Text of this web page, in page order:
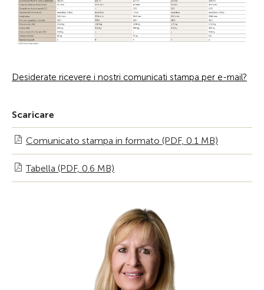
Desiderate ricevere i nostri comunicati stampa per e-mail?
Scaricare
Comunicato stampa in formato (PDF, 0.1 MB)
Tabella (PDF, 0.6 MB)